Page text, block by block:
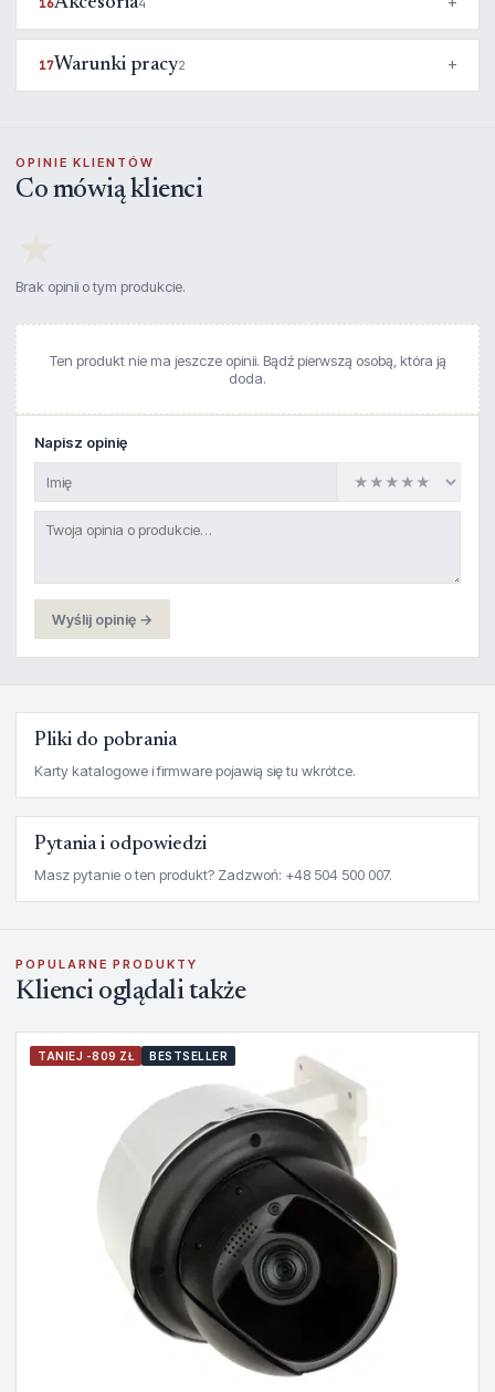
16 4
17Warunki pracy2
OPINIE KLIENTÓW
Co mówią klienci
Brak opinii o tym produkcie.
Ten produkt nie ma jeszcze opinii. Bądź pierwszą osobą, która ją
doda.
Napisz opinię
Wyślij opinię →
Pliki do pobrania
Karty katalogowe i firmware pojawią się tu wkrótce.
Pytania i odpowiedzi
Masz pytanie o ten produkt? Zadzwoń: +48 504 500 007.
POPULARNE PRODUKTY
Klienci oglądali także
TANIEJ -809 ZŁ BESTSELLER